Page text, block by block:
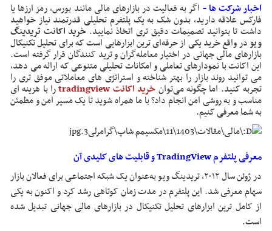
اخبار شرکت ها - اگر به فعالیت در بازارهای مالی مانند بورس، رمز ارزها یا
فارکس علاقه دارید، بدون شک به یک پلتفرم تحلیلی قدرتمند نیاز خواهید
داشت تا بتوانید تصمیمات دقیق ‌تری اتخاذ نمایید. خرید اکانت تریدینگ
ویودر واقع خرید یکی از حرفه‌ای‌ ترین ابزارهایی است که برای تحلیل تکنیکال
بازارهای مالی جهانی در اختیار معامله‌گران و ترید کنندگان قرار گرفته است.
این اکانت با نمودارهای تعاملی و امکانات تحلیلی متنوعی که ارائه می ‌دهد،
می ‌توانید روند بازار را بهتر شناخته و استراتژی‌ های معاملاتی موفق ‌تری را
تجربه کنید. اما چگونه می‌توانخرید اکانت tradingview را با هزینه ‌ای
مناسب و به روشی امن انجام داد؟ با ما همراه شوید تا یک مسیر امن و مطمئن
به شما معرفی کنیم.
معرفی پلتفرم TradingView و قابلیت‌ های کلیدی آن
در ژوئن سال ۲۰۱۲، تریدینگ ویو به‌عنوان یک شبکه اجتماعی برای فعالان بازار
سهام معرفی شد. این پلتفرم در مدت ‌زمان کوتاهی رشد کرد و اکنون به یکی
از کامل ‌ترین ابزارهای تحلیل تکنیکال در بازارهای مالی جهانی تبدیل شده
است.